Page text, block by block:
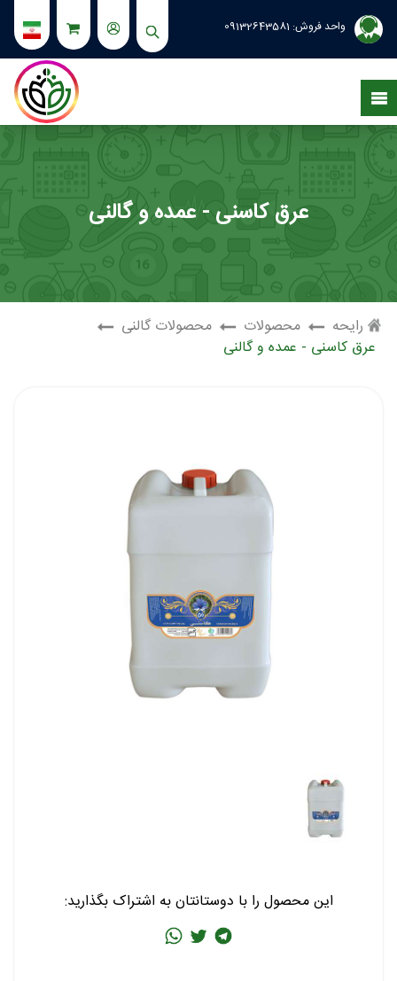
واحد فروش: 09132643581
عرق کاسنی - عمده و گالنی
رایحه محصولات
محصولات گالنی
عرق کاسنی - عمده و گالنی
این محصول را با دوستانتان به اشتراک بگذارید: